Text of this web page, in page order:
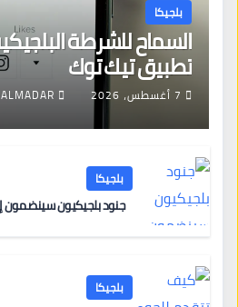
بلجيكا
السماح للشرطة
تطبيق تيك توك
7 أغسطس، 2026 ALMADAR
بلجيكا
جنود بلجيكيون سينضمون
بلجيكا